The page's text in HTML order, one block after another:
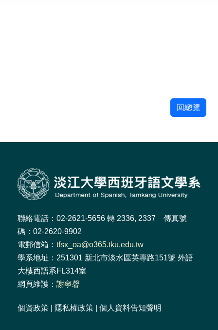
回總覽
聯絡電話：02-2621-5656 轉 2336, 2337 傳真號
碼：02-2620-9902
電郵信箱： tfsx_oa@o365.tku.edu.tw
學系地址：251301 新北市淡水區英專路151號 外語
大樓西語系FL314室
網頁維護： 謝寧馨
個資政策 隱私權政策 個人資料告知聲明